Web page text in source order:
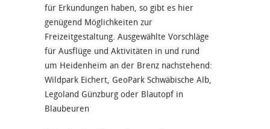
für Erkundungen haben, so gibt es hier
genügend Möglichkeiten zur
Freizeitgestaltung. Ausgewählte Vorschläge
für Ausflüge und Aktivitäten in und rund
um Heidenheim an der Brenz nachstehend:
Wildpark Eichert, GeoPark Schwäbische Alb,
Legoland Günzburg oder Blautopf in
Blaubeuren